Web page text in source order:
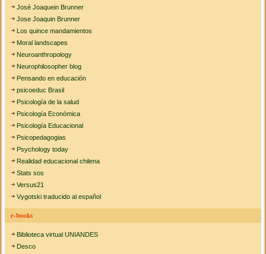
José Joaquein Brunner
Jose Joaquin Brunner
Los quince mandamientos
Moral landscapes
Neuroanthropology
Neurophilosopher blog
Pensando en educación
psicoeduc Brasil
Psicología de la salud
Psicología Económica
Psicología Educacional
Psicopedagogias
Psychology today
Realidad educacional chilena
Stats sos
Versus21
Vygotski traducido al español
e-books
Biblioteca virtual UNIANDES
Desco